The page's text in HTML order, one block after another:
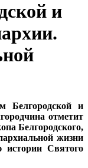
и
Белгородской и
отметит
Белгородского,
жизни
Святого